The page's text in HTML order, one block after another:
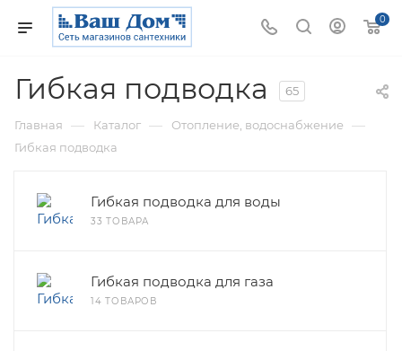
0
Гибкая подводка 65
Главная — Каталог — Отопление, водоснабжение —
Гибкая подводка
Гибкая подводка для воды
33 ТОВАРА
Гибкая подводка для газа
14 ТОВАРОВ